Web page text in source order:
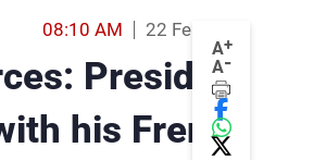
A+
A-
22 Feb 2014
08:10 AM
President
his French